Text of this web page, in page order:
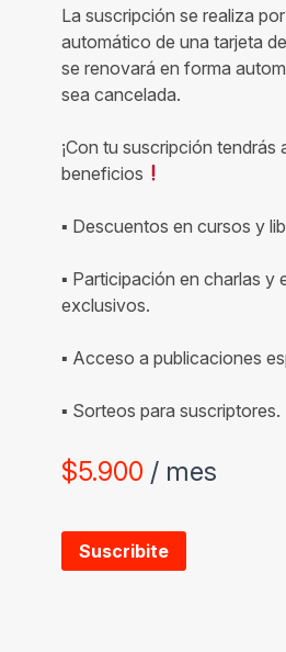
La suscripción se realiza
automático de una tarjeta
se renovará en forma
sea cancelada.
¡Con tu suscripción tendrás
beneficios
▪ Descuentos en cursos y
▪ Participación en charlas y
exclusivos.
▪ Acceso a publicaciones
▪ Sorteos para suscriptores.
$5.900 / mes
Suscribite